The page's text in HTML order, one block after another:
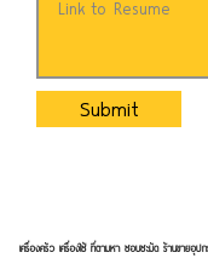
Submit
เครื่องครัว เครื่องใช้ ที่ตามหา ชอบชะมัด ร้านขายอุป